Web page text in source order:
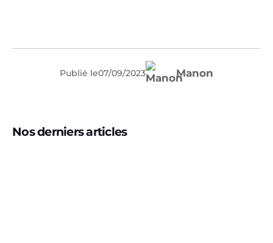
Publié le07/09/2023 Manon
Nos derniers articles